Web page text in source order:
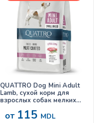
QUATTRO Dog Mini Adult
Lamb, сухой корм для
взрослых собак мелких
от 115 MDL